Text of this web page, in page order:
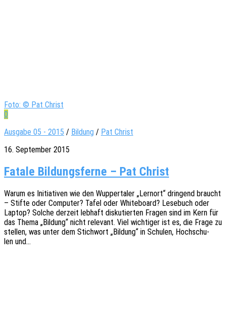
Foto: © Pat Christ
0
Ausgabe 05 - 2015 / Bildung / Pat Christ
16. September 2015
Fatale Bildungsferne – Pat Christ
Warum es Initia­ti­ven wie den Wupper­ta­ler „Lern­ort“ drin­gend braucht
– Stifte oder Compu­ter? Tafel oder White­board? Lese­buch oder
Laptop? Solche derzeit lebhaft disku­tier­ten Fragen sind im Kern für
das Thema „Bildung“ nicht rele­vant. Viel wich­ti­ger ist es, die Frage zu
stel­len, was unter dem Stich­wort „Bildung“ in Schu­len, Hoch­schu­
len und…